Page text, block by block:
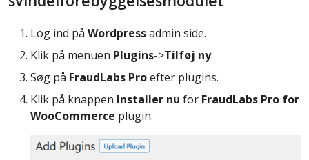
Log ind på Wordpressadmin side.
Klik på menuen Plugins->Tilføj ny.
Søg på FraudLabs Proefter plugins.
Klik på knappen Installer nu for FraudLabs Pro for
WooCommerce plugin.